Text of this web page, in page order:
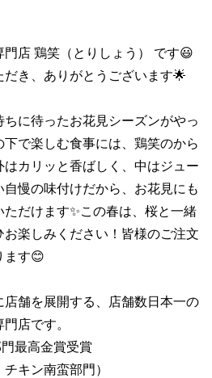
店 鶏笑（とりしょう） です😃
き、ありがとうございます🌟
に待ったお花見シーズンがやっ
で楽しむ食事には、鶏笑のから
カリッと香ばしく、中はジュー
慢の味付けだから、お花見にも
だけます✨この春は、桜と一緒
楽しみください！皆様のご注文
ます😊
舗を展開する、店舗数日本一の
店です。
最高金賞受賞
キン南蛮部門）